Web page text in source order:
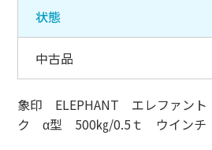
状態
中古品
象印 ELEPHANT エレファント
ク α型 500㎏/0.5ｔ ウインチ